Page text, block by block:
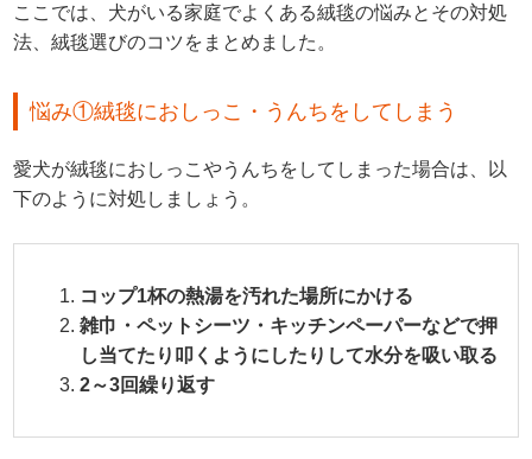
ここでは、犬がいる家庭でよくある絨毯の悩みとその対処
法、絨毯選びのコツをまとめました。
悩み①絨毯におしっこ・うんちをしてしまう
愛犬が絨毯におしっこやうんちをしてしまった場合は、以
下のように対処しましょう。
コップ1杯の熱湯を汚れた場所にかける
雑巾・ペットシーツ・キッチンペーパーなどで押
し当てたり叩くようにしたりして水分を吸い取る
2～3回繰り返す